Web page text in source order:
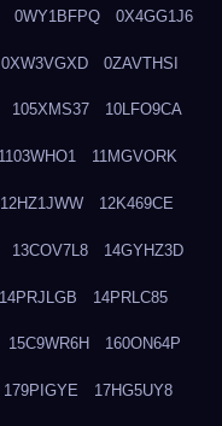
0WY1BFPQ 0X4GG1J6
0XW3VGXD 0ZAVTHSI
105XMS37 10LFO9CA
1103WHO1 11MGVORK
12HZ1JWW 12K469CE
13COV7L8 14GYHZ3D
14PRJLGB 14PRLC85
15C9WR6H 160ON64P
179PIGYE 17HG5UY8